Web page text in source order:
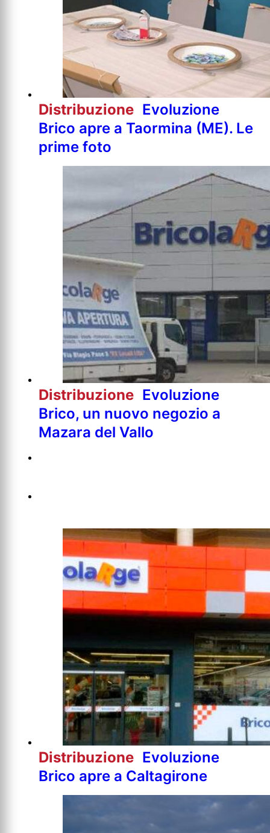
Distribuzione Evoluzione
Brico apre a Taormina (ME). Le
prime foto
Distribuzione Evoluzione
Brico, un nuovo negozio a
Mazara del Vallo
Distribuzione Evoluzione
Brico apre a Caltagirone